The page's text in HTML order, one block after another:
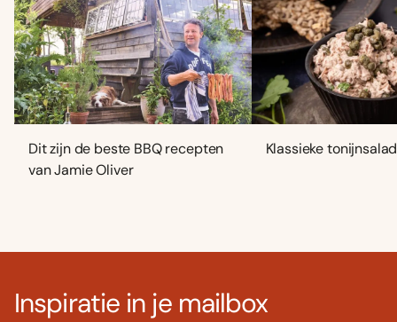
Dit zijn de beste BBQ recepten
van Jamie Oliver
Klassieke
Inspiratie in je mailbox